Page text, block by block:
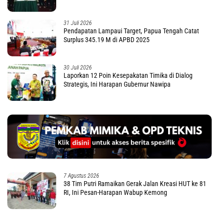
31 Juli 2026
Pendapatan Lampaui Target, Papua Tengah Catat
Surplus 345.19 M di APBD 2025
30 Juli 2026
Laporkan 12 Poin Kesepakatan Timika di Dialog
Strategis, Ini Harapan Gubernur Nawipa
7 Agustus 2026
38 Tim Putri Ramaikan Gerak Jalan Kreasi HUT ke 81
RI, Ini Pesan-Harapan Wabup Kemong